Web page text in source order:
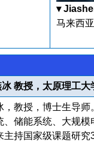
▾
马来西
冰 教授，太原理工大
，教授，博士生导
、储能系统、大规
主持国家级课题研